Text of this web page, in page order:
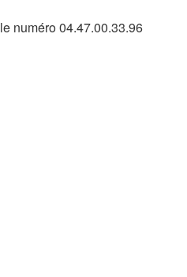
numéro 04.47.00.33.96